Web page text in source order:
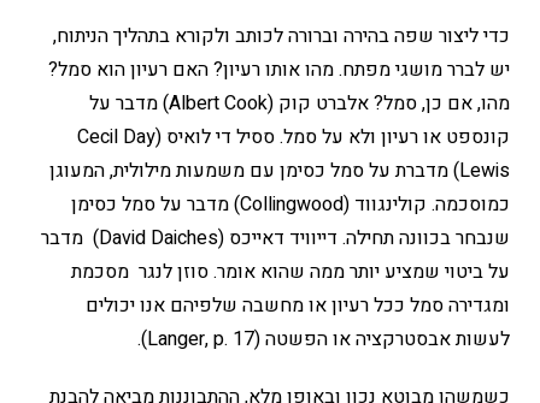
כדי ליצור שפה בהירה וברורה לכותב ולקורא בתהליך הניתוח,
יש לברר מושגי מפתח. מהו אותו רעיון? האם רעיון הוא סמל?
מהו, אם כן, סמל? אלברט קוק (Albert Cook) מדבר על
קונספט או רעיון ולא על סמל. ססיל די לואיס (Cecil Day
Lewis) מדברת על סמל כסימן עם משמעות מילולית, המעוגן
כמוסכמה. קולינגווד (Collingwood) מדבר על סמל כסימן
שנבחר בכוונה תחילה. דייוויד דאייכס (David Daiches) מדבר
על ביטוי שמציע יותר ממה שהוא אומר. סוזן לנגר מסכמת
ומגדירה סמל ככל רעיון או מחשבה שלפיהם אנו יכולים
לעשות אבסטרקציה או הפשטה (Langer, p. 17).